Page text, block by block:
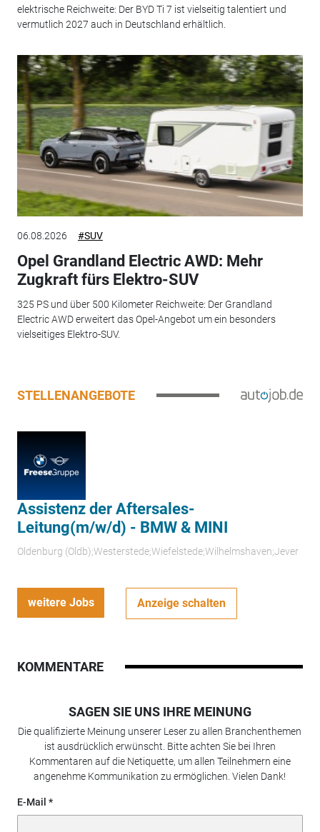
elektrische Reichweite: Der BYD Ti 7 ist vielseitig talentiert und
vermutlich 2027 auch in Deutschland erhältlich.
06.08.2026 #SUV
Opel Grandland Electric AWD: Mehr
Zugkraft fürs Elektro-SUV
325 PS und über 500 Kilometer Reichweite: Der Grandland
Electric AWD erweitert das Opel-Angebot um ein besonders
vielseitiges Elektro-SUV.
STELLENANGEBOTE
Assistenz der Aftersales-
Leitung(m/w/d) - BMW & MINI
Oldenburg (Oldb);Westerstede;Wiefelstede;Wilhelmshaven;Jever
weitere Jobs Anzeige schalten
KOMMENTARE
SAGEN SIE UNS IHRE MEINUNG
Die qualifizierte Meinung unserer Leser zu allen Branchenthemen
ist ausdrücklich erwünscht. Bitte achten Sie bei Ihren
Kommentaren auf die Netiquette, um allen Teilnehmern eine
angenehme Kommunikation zu ermöglichen. Vielen Dank!
E-Mail